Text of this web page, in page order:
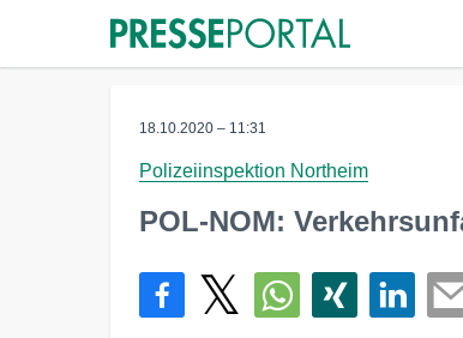
18.10.2020 – 11:31
Polizeiinspektion Northeim
POL-NOM: